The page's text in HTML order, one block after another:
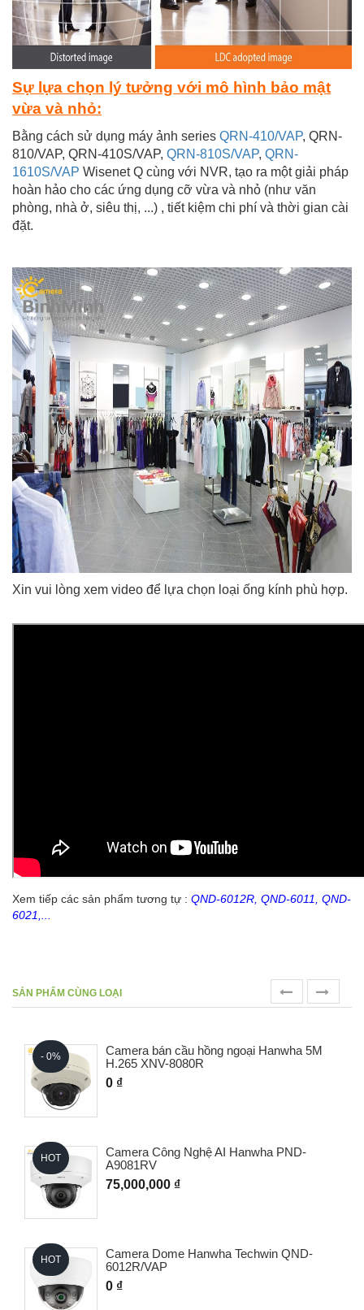
Sự lựa chọn lý tưởng với mô hình bảo mật
vừa và nhỏ:
Bằng cách sử dụng máy ảnh series QRN-410/VAP, QRN-
810/VAP, QRN-410S/VAP, QRN-810S/VAP, QRN-
1610S/VAP Wisenet Q cùng với NVR, tạo ra một giải pháp
hoàn hảo cho các ứng dụng cỡ vừa và nhỏ (như văn
phòng, nhà ở, siêu thị, ...) , tiết kiệm chi phí và thời gian cài
đặt.
Xin vui lòng xem video để lựa chọn loại ống kính phù hợp.
Xem tiếp các sản phẩm tương tự : QND-6012R, QND-6011, QND-
6021,...
SẢN PHẨM CÙNG LOẠI
- 0%
Camera bán cầu hồng ngoại Hanwha 5M
H.265 XNV-8080R
0 ₫
HOT
Camera Công Nghệ AI Hanwha PND-
A9081RV
75,000,000 ₫
HOT
Camera Dome Hanwha Techwin QND-
6012R/VAP
0 ₫